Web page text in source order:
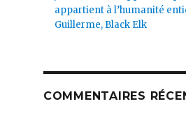
appartient à l’humanité
Guillerme, Black Elk
COMMENTAIRES